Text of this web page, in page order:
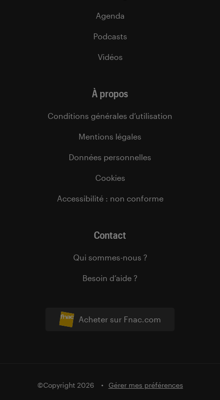
Acheter sur Fnac.com
Agenda
Podcasts
Vidéos
À propos
Conditions générales d’utilisation
Mentions légales
Données personnelles
Cookies
Accessibilité : non conforme
Contact
Qui sommes-nous ?
Besoin d’aide ?
©Copyright 2026 Gérer mes préférences